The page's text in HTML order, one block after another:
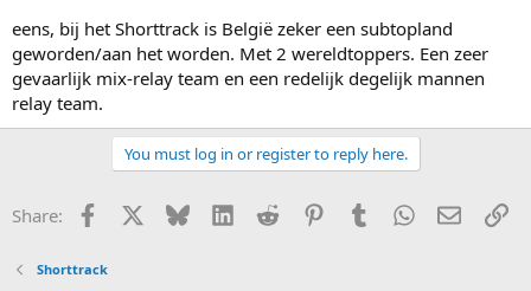
En naar WK's toe:
Podiumplek WK langebaan: België
Podiumplek WK shorttrack: België
Podiumplek WK kunstschaatsen: België
Kan ook een interessant lijstje worden.
eens, bij het Shorttrack is België zeker een subtopland
geworden/aan het worden. Met 2 wereldtoppers. Een zeer
gevaarlijk mix-relay team en een redelijk degelijk mannen
relay team.
You must log in or register to reply here.
Share: Facebook Bluesky LinkedInReddit PinterestTumblrWhatsApp
E-mail
Shorttrack